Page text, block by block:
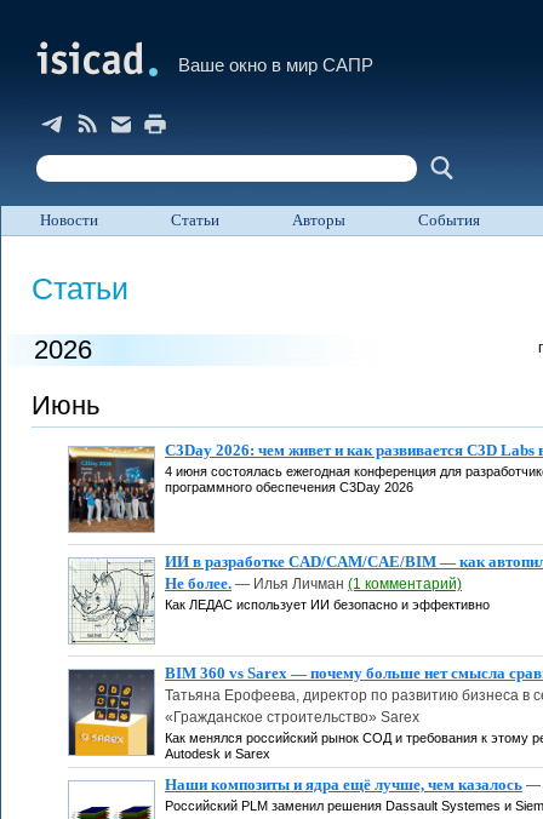
Ваше окно в мир САПР
Новости Статьи Авторы События
Статьи
2026
Июнь
C3Day 2026: чем живет и как развивается C3D Labs
4 июня состоялась ежегодная конференция для
программного обеспечения C3Day 2026
ИИ в разработке CAD/CAM/CAE/BIM — как
Не более. — Илья Личман (1 комментарий)
Как ЛЕДАС использует ИИ безопасно и эффективно
BIM 360 vs Sarex — почему больше нет смысла
Татьяна Ерофеева, директор по развитию бизнеса в
«Гражданское строительство» Sarex
Как менялся российский рынок СОД и требования к этому
Autodesk и Sarex
Наши композиты и ядра ещё лучше, чем казалось —
Российский PLM заменил решения Dassault Systemes и